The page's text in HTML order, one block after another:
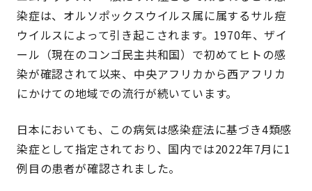
染症は、オルソポックスウイルス属に属するサル痘
ウイルスによって引き起こされます。1970年、ザイ
ール（現在のコンゴ民主共和国）で初めてヒトの感
染が確認されて以来、中央アフリカから西アフリカ
にかけての地域での流行が続いています。
日本においても、この病気は感染症法に基づき4類感
染症として指定されており、国内では2022年7月に1
例目の患者が確認されました。